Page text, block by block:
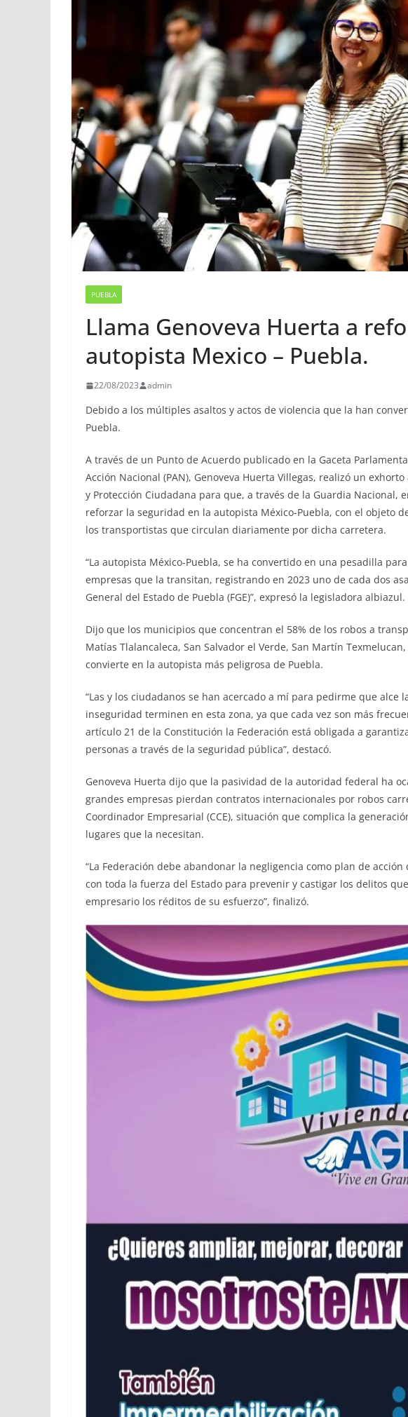
PUEBLA
Llama Genoveva Huerta a
autopista Mexico – Puebla.
22/08/2023 admin
Debido a los múltiples asaltos y actos de violencia que la han
Puebla.
A través de un Punto de Acuerdo publicado en la Gaceta
Acción Nacional (PAN), Genoveva Huerta Villegas, realizó un
y Protección Ciudadana para que, a través de la Guardia Nacional,
reforzar la seguridad en la autopista México-Puebla, con el objeto
los transportistas que circulan diariamente por dicha carretera.
“La autopista México-Puebla, se ha convertido en una pesadilla
empresas que la transitan, registrando en 2023 uno de cada dos
General del Estado de Puebla (FGE)”, expresó la legisladora albiazul.
Dijo que los municipios que concentran el 58% de los robos a
Matías Tlalancaleca, San Salvador el Verde, San Martín
convierte en la autopista más peligrosa de Puebla.
“Las y los ciudadanos se han acercado a mí para pedirme que alce
inseguridad terminen en esta zona, ya que cada vez son más
artículo 21 de la Constitución la Federación está obligada a
personas a través de la seguridad pública”, destacó.
Genoveva Huerta dijo que la pasividad de la autoridad federal ha
grandes empresas pierdan contratos internacionales por robos
Coordinador Empresarial (CCE), situación que complica la
lugares que la necesitan.
“La Federación debe abandonar la negligencia como plan de
con toda la fuerza del Estado para prevenir y castigar los delitos
empresario los réditos de su esfuerzo”, finalizó.